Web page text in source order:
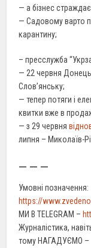
— а бізнес
— Садовому варто
карантину;
– пресслужба
— 22 червня
Слов’янську;
— тепер потяги і
квитки вже в
— з 29 червня
липня – Миколаїв-
— — —
Умовні позначення:
https://
МИ В TELEGRAM –
Журналістика,
тому НАГАДУЄМО –